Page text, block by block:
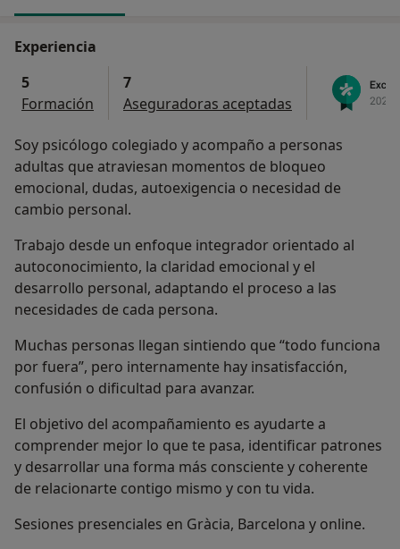
Experiencia
5
Formación
7
Aseguradoras aceptadas
Soy psicólogo colegiado y acompaño a personas
adultas que atraviesan momentos de bloqueo
emocional, dudas, autoexigencia o necesidad de
cambio personal.
Trabajo desde un enfoque integrador orientado al
autoconocimiento, la claridad emocional y el
desarrollo personal, adaptando el proceso a las
necesidades de cada persona.
Muchas personas llegan sintiendo que “todo funciona
por fuera”, pero internamente hay insatisfacción,
confusión o dificultad para avanzar.
El objetivo del acompañamiento es ayudarte a
comprender mejor lo que te pasa, identificar patrones
y desarrollar una forma más consciente y coherente
de relacionarte contigo mismo y con tu vida.
Sesiones presenciales en Gràcia, Barcelona y online.